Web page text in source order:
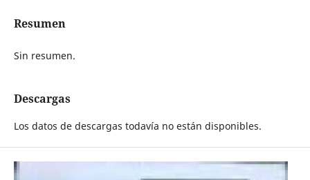
Resumen
Sin resumen.
Descargas
Los datos de descargas todavía no están disponibles.